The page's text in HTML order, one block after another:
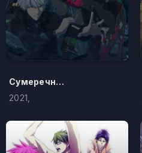
Сумеречный разум 2041
2021,